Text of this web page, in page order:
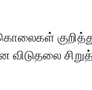
விடுதலை